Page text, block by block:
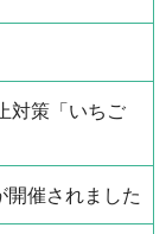
対策「いちご
開催されました